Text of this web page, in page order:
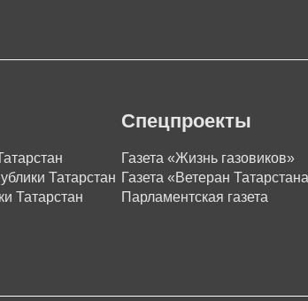
Татарстан
Татарстан
Спецпроекты
Газета «Жизнь газовиков»
Газета «Ветеран
Парламентская газета